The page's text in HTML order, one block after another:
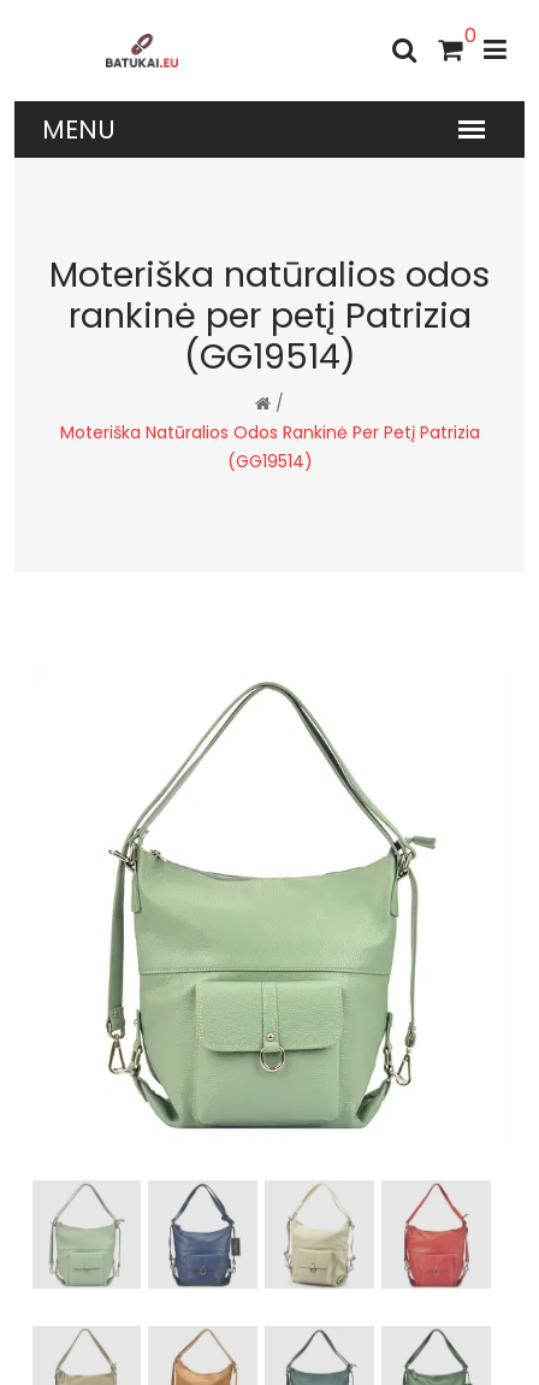
0
Moteriška natūralios odos
rankinė per petį Patrizia
(GG19514)
/
Moteriška Natūralios Odos Rankinė Per Petį Patrizia
(GG19514)